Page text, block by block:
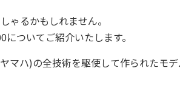
ゃるかもしれません。
ついてご紹介いたします。
マハ)の全技術を駆使して作られたモ